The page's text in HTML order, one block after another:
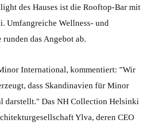
des Hauses ist die Rooftop-Bar mit
Umfangreiche Wellness- und
das Angebot ab.
International, kommentiert: "Wir
dass Skandinavien für Minor
darstellt." Das NH Collection Helsinki
Ylva, deren CEO